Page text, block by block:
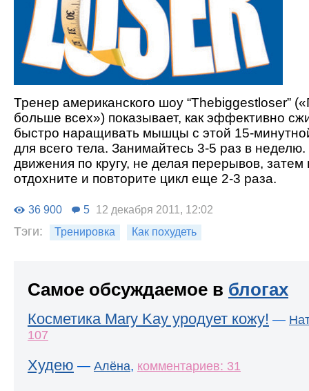
Тренер американского шоу “Thebiggestloser”
больше всех») показывает, как эффективно
быстро наращивать мышцы с этой 15-
для всего тела. Занимайтесь 3-5 раз в
движения по кругу, не делая перерывов, затем
отдохните и повторите цикл еще 2-3 раза.
36 900 5 12 декабря 2011, 12:02
Тэги: Тренировка Как похудеть
Самое обсуждаемое в блогах
Косметика Mary Kay уродует кожу! —
107
Худею — Алёна, комментариев: 31